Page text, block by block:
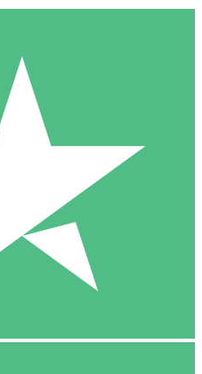
Pakete
Download-Credits. Keine
erforderlich.
10 00